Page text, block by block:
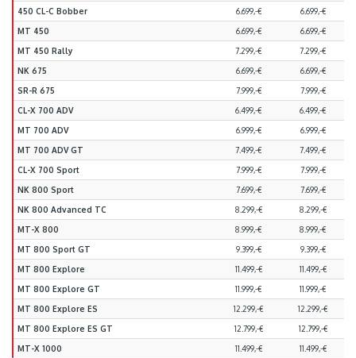
450 CL-C Bobber 6.699,-€ 6.699,-€
MT 450 6.699,-€ 6.699,-€
MT 450 Rally 7.299,-€ 7.299,-€
NK 675 6.699,-€ 6.699,-€
SR-R 675 7.999,-€ 7.999,-€
CL-X 700 ADV 6.499,-€ 6.499,-€
MT 700 ADV 6.999,-€ 6.999,-€
MT 700 ADV GT 7.499,-€ 7.499,-€
CL-X 700 Sport 7.999,-€ 7.999,-€
NK 800 Sport 7.699,-€ 7.699,-€
NK 800 Advanced TC 8.299,-€ 8.299,-€
MT-X 800 8.999,-€ 8.999,-€
MT 800 Sport GT 9.399,-€ 9.399,-€
MT 800 Explore 11.499,-€ 11.499,-€
MT 800 Explore GT 11.999,-€ 11.999,-€
MT 800 Explore ES 12.299,-€ 12.299,-€
MT 800 Explore ES GT 12.799,-€ 12.799,-€
MT-X 1000 11.499,-€ 11.499,-€